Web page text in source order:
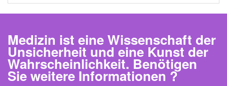
Medizin ist eine Wissenschaft der
Unsicherheit und eine Kunst der
Wahrscheinlichkeit. Benötigen
Sie weitere Informationen ?